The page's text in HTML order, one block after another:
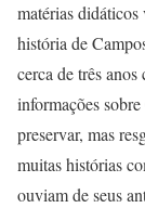
matérias didáticos
história de
cerca de três
informações
preservar, mas
muitas histórias
ouviam de seus